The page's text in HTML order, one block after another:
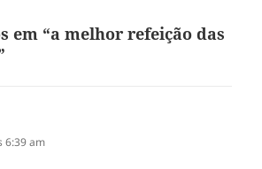
em “a melhor refeição das
6:39 am